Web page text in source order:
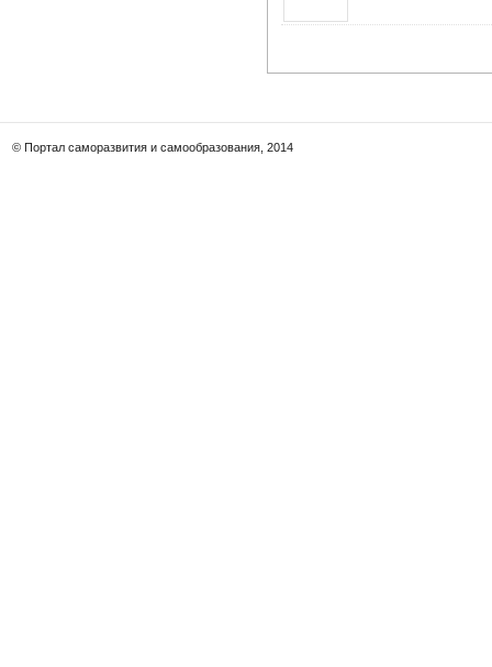
© Портал саморазвития и самообразования, 2014